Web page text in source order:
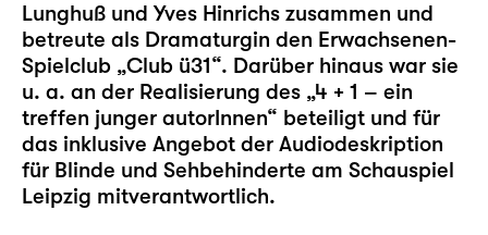
Lunghuß und Yves Hinrichs zusammen und
betreute als Dramaturgin den Erwachsenen-
Spielclub „Club ü31“. Darüber hinaus war sie
u. a. an der Realisierung des „4 + 1 – ein
treffen junger autorInnen“ beteiligt und für
das inklusive Angebot der Audiodeskription
für Blinde und Sehbehinderte am Schauspiel
Leipzig mitverantwortlich.